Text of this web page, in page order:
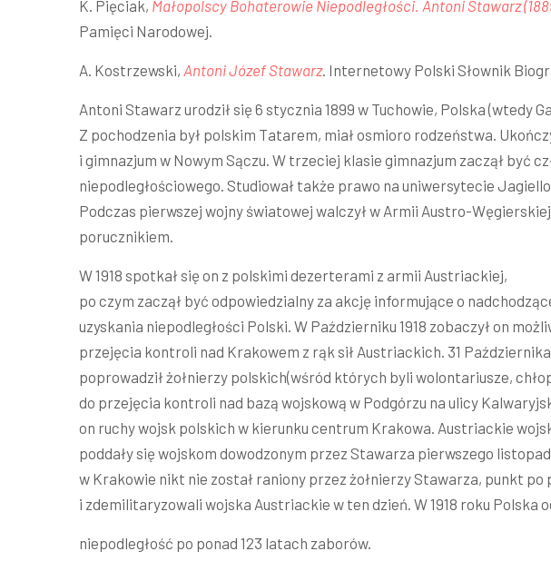
K. Pięciak, Małopolscy Bohaterowie Niepodległości. Antoni Stawarz
Pamięci Narodowej.
A. Kostrzewski, Antoni Józef Stawarz. Internetowy Polski Słownik
Antoni Stawarz urodził się 6 stycznia 1899 w Tuchowie, Polska (wtedy
Z pochodzenia był polskim Tatarem, miał osmioro rodzeństwa.
i gimnazjum w Nowym Sączu. W trzeciej klasie gimnazjum zaczął być
niepodległościowego. Studiował także prawo na uniwersytecie
Podczas pierwszej wojny światowej walczył w Armii Austro-
porucznikiem.
W 1918 spotkał się on z polskimi dezerterami z armii Austriackiej,
po czym zaczął być odpowiedzialny za akcję informujące o
uzyskania niepodległości Polski. W Październiku 1918 zobaczył on
przejęcia kontroli nad Krakowem z rąk sił Austriackich. 31
poprowadził żołnierzy polskich(wśród których byli wolontariusze,
do przejęcia kontroli nad bazą wojskową w Podgórzu na ulicy
on ruchy wojsk polskich w kierunku centrum Krakowa. Austriackie
poddały się wojskom dowodzonym przez Stawarza pierwszego
w Krakowie nikt nie został raniony przez żołnierzy Stawarza, punkt
i zdemilitaryzowali wojska Austriackie w ten dzień. W 1918 roku Polska
niepodległość po ponad 123 latach zaborów.